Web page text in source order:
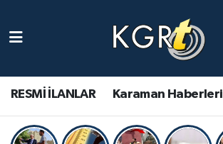
RESMİ İLANLAR Karaman Haberleri
Gündem Haberleri
Güncel Haberler